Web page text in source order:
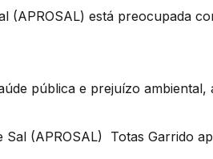
(APROSAL) está preocupada
pública e prejuízo ambiental,
(APROSAL) Totas Garrido